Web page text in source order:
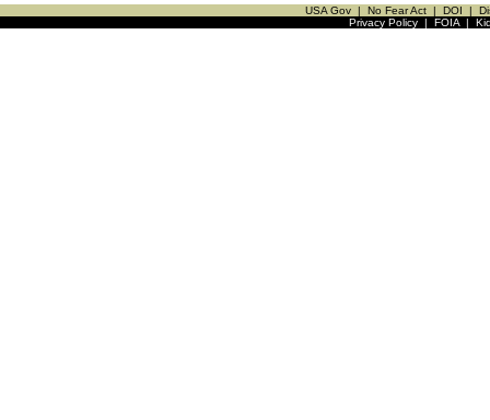
USA Gov | No Fear Act | DOI |
Privacy Policy| FOIA|